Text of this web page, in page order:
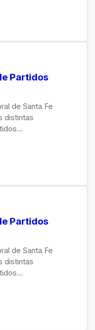
Partidos
de Santa Fe
distintas
Partidos
de Santa Fe
distintas